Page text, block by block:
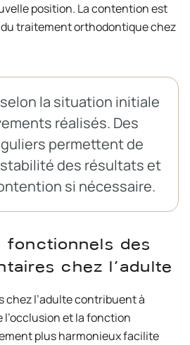
position. La contention est
traitement orthodontique chez
la situation initiale
réalisés. Des
permettent de
stabilité des résultats et
si nécessaire.
fonctionnels des
chez l’adulte
chez l’adulte contribuent à
l’occlusion et la fonction
plus harmonieux facilite